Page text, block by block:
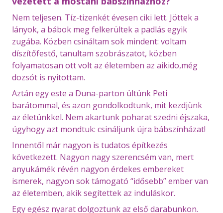
Nem teljesen. Tíz-tizenkét évesen ciki lett. Jöttek a
lányok, a bábok meg felkerültek a padlás egyik
zugába. Közben csináltam sok mindent: voltam
díszítőfestő, tanultam szobrászatot, közben
folyamatosan ott volt az életemben az aikido,még
dozsót is nyitottam.
Aztán egy este a Duna-parton ültünk Peti
barátommal, és azon gondolkodtunk, mit kezdjünk
az életünkkel. Nem akartunk poharat szedni éjszaka,
úgyhogy azt mondtuk: csináljunk újra bábszínházat!
Innentől már nagyon is tudatos építkezés
következett. Nagyon nagy szerencsém van, mert
anyukámék révén nagyon érdekes embereket
ismerek, nagyon sok támogató “idősebb” ember van
az életemben, akik segítettek az induláskor.
Egy egész nyarat dolgoztunk az első darabunkon.